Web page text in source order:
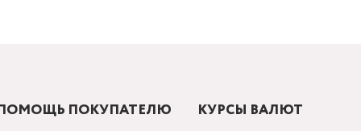
ПОКУПАТЕЛЮ КУРСЫ ВАЛЮТ